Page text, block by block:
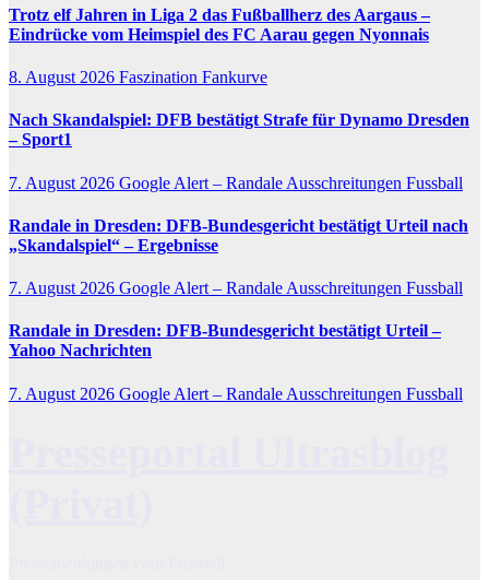
Trotz elf Jahren in Liga 2 das Fußballherz des Aargaus –
Eindrücke vom Heimspiel des FC Aarau gegen Nyonnais
8. August 2026 Faszination Fankurve
Nach Skandalspiel: DFB bestätigt Strafe für Dynamo Dresden
– Sport1
7. August 2026 Google Alert – Randale Ausschreitungen Fussball
Randale in Dresden: DFB-Bundesgericht bestätigt Urteil nach
„Skandalspiel“ – Ergebnisse
7. August 2026 Google Alert – Randale Ausschreitungen Fussball
Randale in Dresden: DFB-Bundesgericht bestätigt Urteil –
Yahoo Nachrichten
7. August 2026 Google Alert – Randale Ausschreitungen Fussball